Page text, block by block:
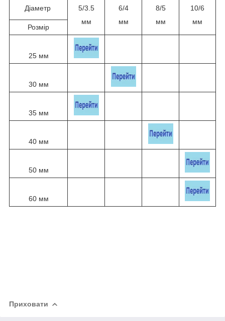
Діаметр
5/3.5
мм
6/4
мм
8/5
мм
10/6
мм
Розмір
25 мм
30 мм
35 мм
40 мм
50 мм
60 мм
Приховати